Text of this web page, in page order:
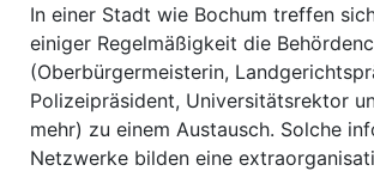
In einer Stadt wie Bochum treffen
einiger Regelmäßigkeit die
(Oberbürgermeisterin,
Polizeipräsident, Universitätsrektor
mehr) zu einem Austausch. Solche
Netzwerke bilden eine